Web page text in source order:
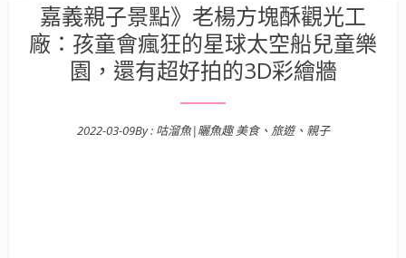
嘉義親子景點》老楊方塊酥觀光工
廠：孩童會瘋狂的星球太空船兒童樂
園，還有超好拍的3D彩繪牆
Posted on
2022-03-09By : 咕溜魚|曬魚趣 美食、旅遊、親子